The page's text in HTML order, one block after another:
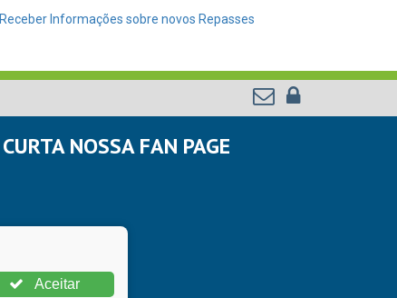
Receber Informações sobre novos Repasses
CURTA NOSSA FAN PAGE
Aceitar